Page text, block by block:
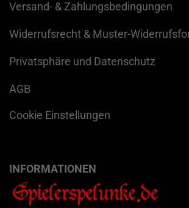
Versand- & Zahlungsbedingungen
Widerrufsrecht & Muster-
Privatsphäre und Datenschutz
AGB
Cookie Einstellungen
INFORMATIONEN